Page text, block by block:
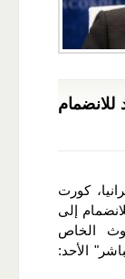
كورت
إلى
الخاص
الأحد: